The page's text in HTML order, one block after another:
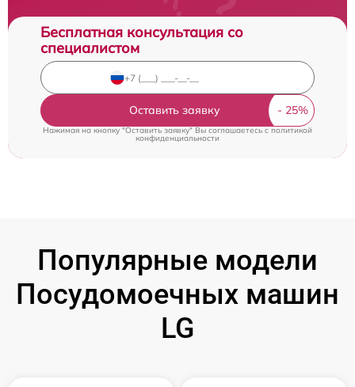
Бесплатная консультация со
специалистом
Оставить заявку
Нажимая на кнопку "Оставить заявку" Вы соглашаетесь cполитикой
конфиденциальности
Популярные модели
Посудомоечных машин
LG